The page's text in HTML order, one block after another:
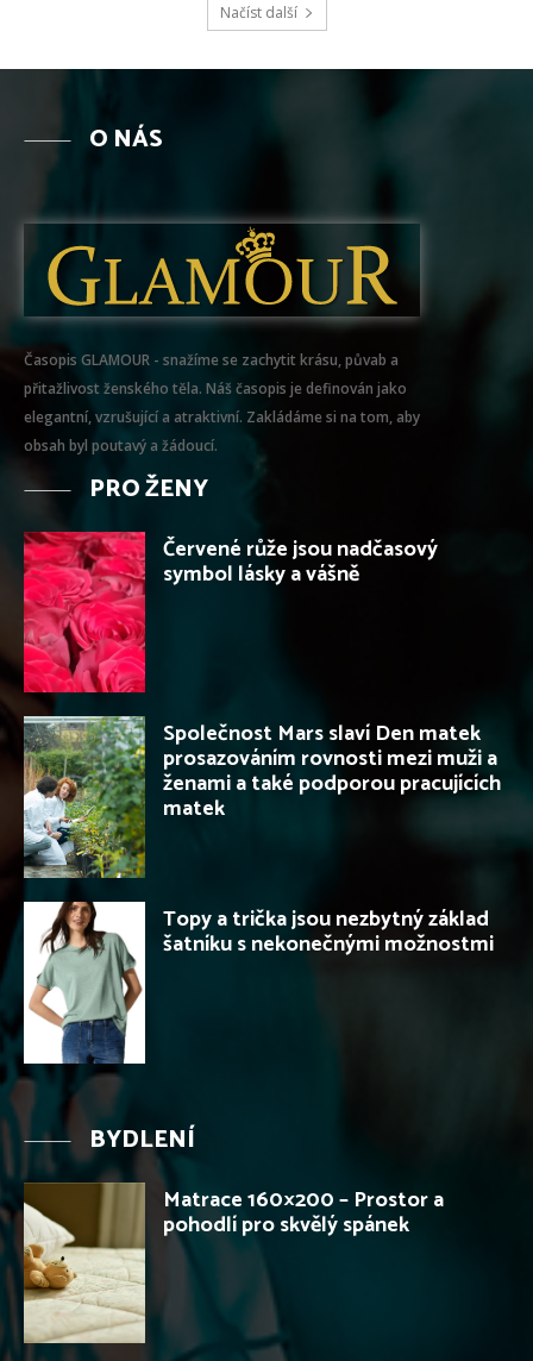
Načíst další
O NÁS
Časopis GLAMOUR - snažíme se zachytit krásu, půvab a
přitažlivost ženského těla. Náš časopis je definován jako
elegantní, vzrušující a atraktivní. Zakládáme si na tom, aby
obsah byl poutavý a žádoucí.
PRO ŽENY
Červené růže jsou nadčasový
symbol lásky a vášně
Společnost Mars slaví Den matek
prosazováním rovnosti mezi muži a
ženami a také podporou pracujících
matek
Topy a trička jsou nezbytný základ
šatníku s nekonečnými možnostmi
BYDLENÍ
Matrace 160×200 – Prostor a
pohodlí pro skvělý spánek